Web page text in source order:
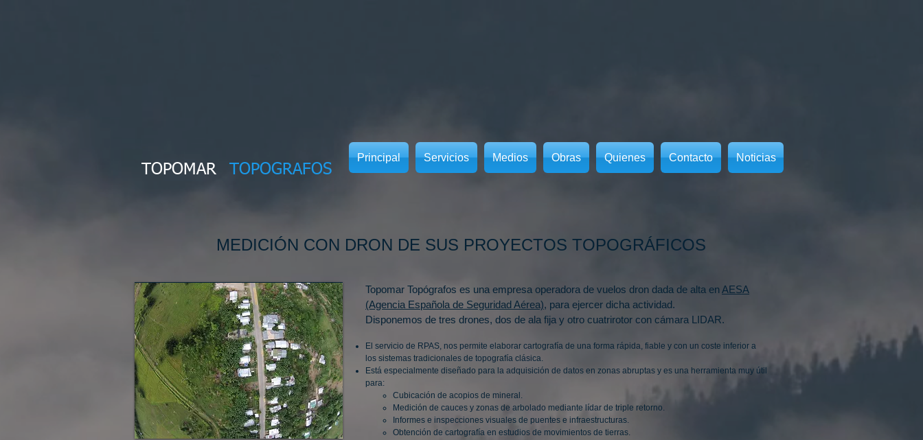
TOPOMAR TOPOGRAFOS
Principal Servicios Medios Obras Quienes Contacto Noticias
MEDICIÓN CON DRON DE SUS PROYECTOS TOPOGRÁFICOS
Topomar Topógrafos es una empresa operadora de vuelos dron dada de alta en AESA
(Agencia Española de Seguridad Aérea), para ejercer dicha actividad.
Disponemos de tres drones, dos de ala fija y otro cuatrirotor con cámara LIDAR.
El servicio de RPAS, nos permite elaborar cartografía de una forma rápida, fiable y con un coste inferior a
los sistemas tradicionales de topografía clásica.
Está especialmente diseñado para la adquisición de datos en zonas abruptas y es una herramienta muy útil
para:
Cubicación de acopios de mineral.
Medición de cauces y zonas de arbolado mediante lídar de triple retorno.
Informes e inspecciones visuales de puentes e infraestructuras.
Obtención de cartografía en estudios de movimientos de tierras.